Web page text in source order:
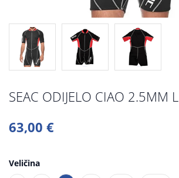
SEAC ODIJELO CIAO 2.5MM L
63,00 €
Veličina